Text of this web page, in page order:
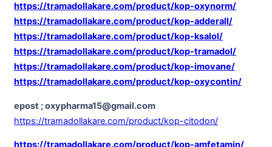
https://tramadollakare.com/product/kop-oxynorm/
https://tramadollakare.com/product/kop-adderall/
https://tramadollakare.com/product/kop-ksalol/
https://tramadollakare.com/product/kop-tramadol/
https://tramadollakare.com/product/kop-imovane/
https://tramadollakare.com/product/kop-oxycontin/
epost ; oxypharma15@gmail.com
https://tramadollakare.com/product/kop-citodon/